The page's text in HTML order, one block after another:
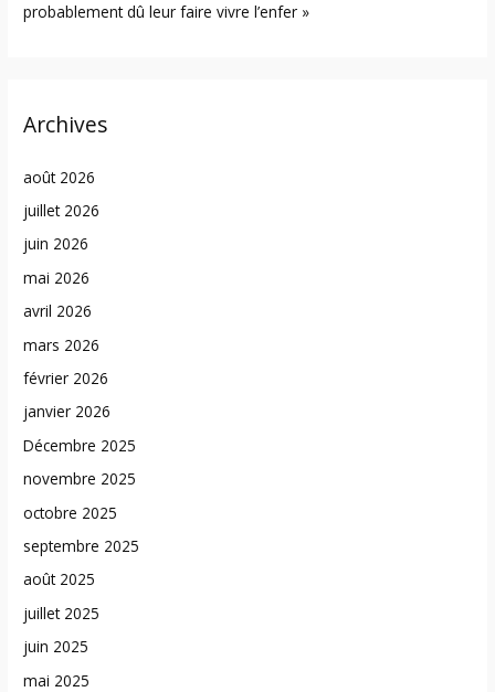
probablement dû leur faire vivre l’enfer »
Archives
août 2026
juillet 2026
juin 2026
mai 2026
avril 2026
mars 2026
février 2026
janvier 2026
Décembre 2025
novembre 2025
octobre 2025
septembre 2025
août 2025
juillet 2025
juin 2025
mai 2025